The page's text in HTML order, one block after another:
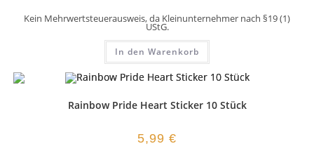
Kein Mehrwertsteuerausweis, da Kleinunternehmer nach §19 (1)
UStG.
In den Warenkorb
Rainbow Pride Heart Sticker 10 Stück
5,99 €